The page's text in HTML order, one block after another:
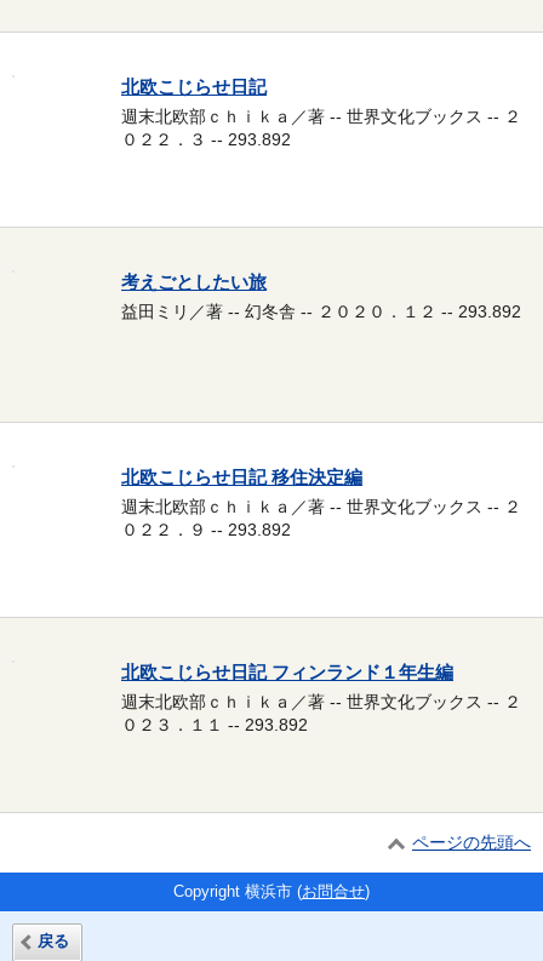
北欧こじらせ日記
週末北欧部ｃｈｉｋａ／著 -- 世界文化ブックス -- ２
０２２．３ -- 293.892
考えごとしたい旅
益田ミリ／著 -- 幻冬舎 -- ２０２０．１２ -- 293.892
北欧こじらせ日記 移住決定編
週末北欧部ｃｈｉｋａ／著 -- 世界文化ブックス -- ２
０２２．９ -- 293.892
北欧こじらせ日記 フィンランド１年生編
週末北欧部ｃｈｉｋａ／著 -- 世界文化ブックス -- ２
０２３．１１ -- 293.892
ページの先頭へ
戻る
Copyright 横浜市 (お問合せ)